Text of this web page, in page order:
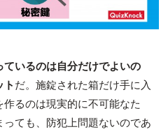
ているのは自分だけでよいの
ト だ。施錠された箱だけ手に入
るのは現実的に不可能なた
ても、防犯上問題ないのであ